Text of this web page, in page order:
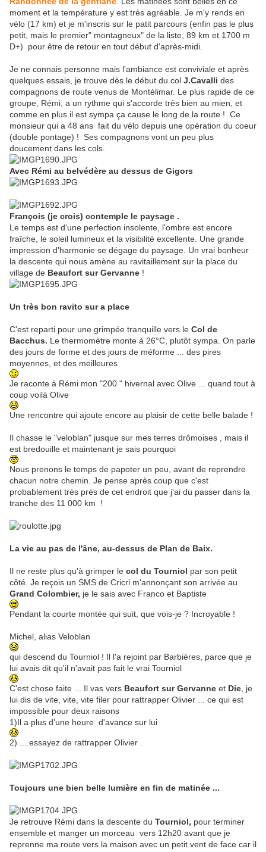
moment et la température y est très agréable. Je m'y rends en
vélo (17 km) et je m'inscris sur le patit parcours (enfin pas le plus
petit, mais le premier" montagneux" de la liste, 89 km et 1700 m
D+) pour être de retour en tout début d'après-midi.
Je ne connais personne mais l'ambiance est conviviale et après
quelques essais, je trouve dès le début du col J.Cavalli des
compagnons de route venus de Montélimar. Le plus rapide de ce
groupe, Rémi, a un rythme qui s'accorde très bien au mien, et
comme en plus il est sympa ça cause le long de la route ! Ce
monsieur qui a 48 ans fait du vélo depuis une opération du coeur
(double pontage) ! Ses compagnons vont un peu plus
doucement dans les cols.
Avec Rémi au belvédère au dessus de Gigors
François (je crois) contemple le paysage .
Le temps est d'une perfection insolente, l'ombre est encore
fraîche, le soleil lumineux et la visibilité excellente. Une grande
impression d'harmonie se dégage du paysage. Un vrai bonheur
la descente qui nous amène au ravitaillement sur la place du
village de Beaufort sur Gervanne !
Un très bon ravito sur a place
C'est reparti pour une grimpée tranquille vers le Col de
Bacchus. Le thermomètre monte à 26°C, plutôt sympa. On parle
des jours de forme et des jours de méforme ... des pires
moyennes, et des meilleures
Je raconte à Rémi mon "200 " hivernal avec Olive ... quand tout à
coup voilà Olive
Une rencontre qui ajoute encore au plaisir de cette belle balade !
Il chasse le "veloblan" jusque sur mes terres drômoises , mais il
est bredouille et maintenant je sais pourquoi
Nous prenons le temps de papoter un peu, avant de reprendre
chacun notre chemin. Je pense après coup que c'est
probablement très près de cet endroit que j'ai du passer dans la
tranche des 11 000 km !
La vie au pas de l'âne, au-dessus de Plan de Baix.
Il ne reste plus qu'à grimper le col du Tourniol par son petit
côté. Je reçois un SMS de Cricri m'annonçant son arrivée au
Grand Colombier, je le sais avec Franco et Baptiste
Pendant la courte montée qui suit, que vois-je ? Incroyable !
Michel, alias Veloblan
qui descend du Tourniol ! Il l'a rejoint par Barbières, parce que je
lui avais dit qu'il n'avait pas fait le vrai Tourniol
C'est chose faite ... Il vas vers Beaufort sur Gervanne et Die , je
lui dis de vite, vite, vite filer pour rattrapper Olivier ... ce qui est
impossible pour deux raisons
1)Il a plus d'une heure d'avance sur lui
2) ....essayez de rattrapper Olivier .
Toujours une bien belle lumière en fin de matinée ...
Je retrouve Rémi dans la descente du Tourniol, pour terminer
ensemble et manger un morceau vers 12h20 avant que je
reprenne ma route vers la maison avec un petit vent de face car il